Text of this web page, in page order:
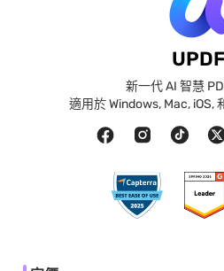
UPDF
新一代 AI 智慧
適用於 Windows, Mac, iOS,